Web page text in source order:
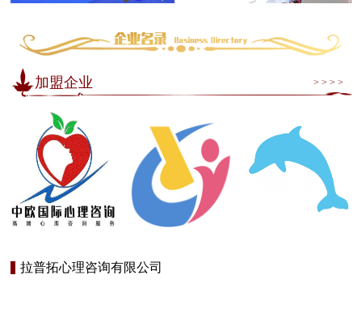
加盟企业 > > > >
拉普拓心理咨询有限公司